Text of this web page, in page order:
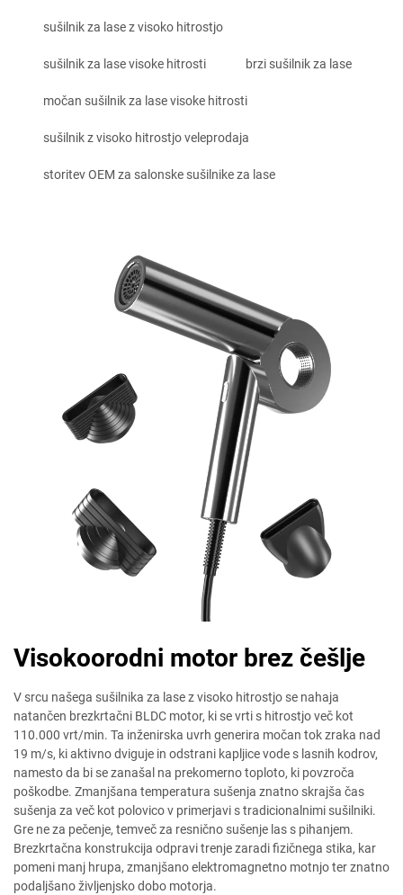
sušilnik za lase z visoko hitrostjo
sušilnik za lase visoke hitrosti brzi sušilnik za lase
močan sušilnik za lase visoke hitrosti
sušilnik z visoko hitrostjo veleprodaja
storitev OEM za salonske sušilnike za lase
Visokoorodni motor brez češlje
V srcu našega sušilnika za lase z visoko hitrostjo se nahaja
natančen brezkrtačni BLDC motor, ki se vrti s hitrostjo več kot
110.000 vrt/min. Ta inženirska uvrh generira močan tok zraka nad
19 m/s, ki aktivno dviguje in odstrani kapljice vode s lasnih kodrov,
namesto da bi se zanašal na prekomerno toploto, ki povzroča
poškodbe. Zmanjšana temperatura sušenja znatno skrajša čas
sušenja za več kot polovico v primerjavi s tradicionalnimi sušilniki.
Gre ne za pečenje, temveč za resnično sušenje las s pihanjem.
Brezkrtačna konstrukcija odpravi trenje zaradi fizičnega stika, kar
pomeni manj hrupa, zmanjšano elektromagnetno motnjo ter znatno
podaljšano življenjsko dobo motorja.